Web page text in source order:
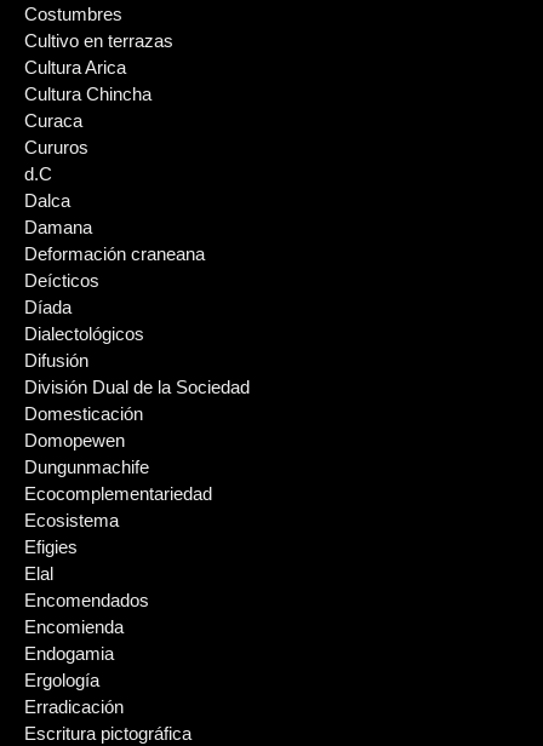
Costumbres
Cultivo en terrazas
Cultura Arica
Cultura Chincha
Curaca
Cururos
d.C
Dalca
Damana
Deformación craneana
Deícticos
Díada
Dialectológicos
Difusión
División Dual de la Sociedad
Domesticación
Domopewen
Dungunmachife
Ecocomplementariedad
Ecosistema
Efigies
Elal
Encomendados
Encomienda
Endogamia
Ergología
Erradicación
Escritura pictográfica